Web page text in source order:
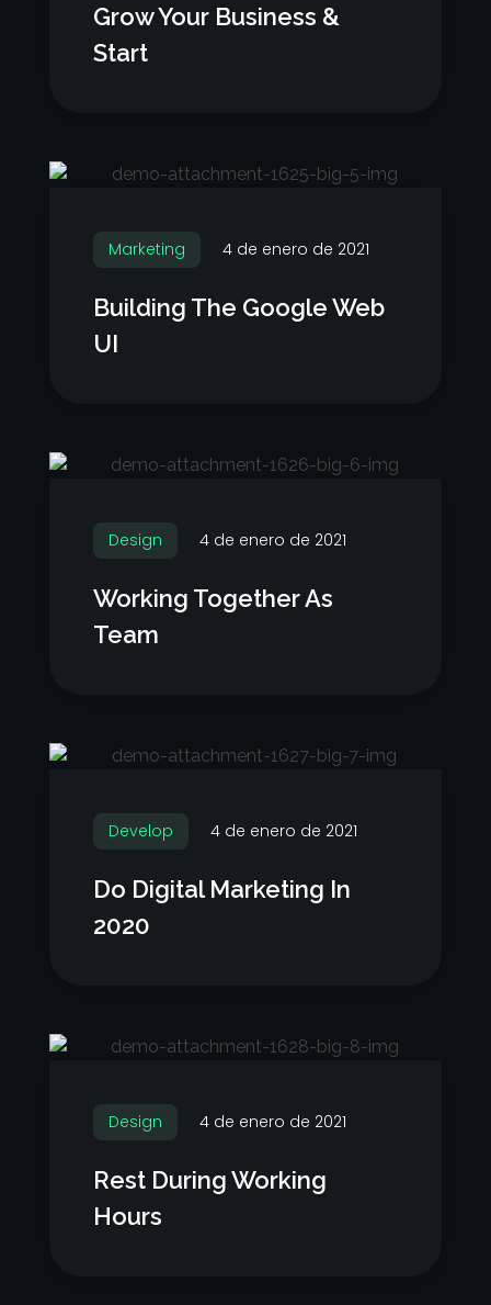
Grow Your Business &
Start
4 de enero de 2021
Marketing
Building The Google Web
UI
4 de enero de 2021
Design
Working Together As
Team
4 de enero de 2021
Develop
Do Digital Marketing In
2020
4 de enero de 2021
Design
Rest During Working
Hours